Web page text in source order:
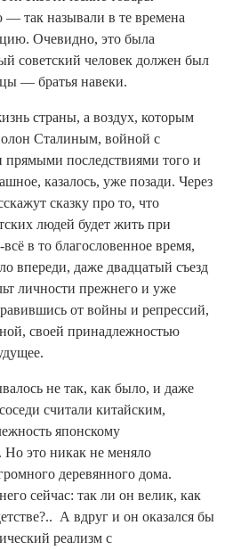
так называли в те времена
Очевидно, это была
советский человек должен был
— братья навеки.
страны, а воздух, которым
Сталиным, войной с
последствиями того и
казалось, уже позади. Через
сказку про то, что
людей будет жить при
в то благословенное время,
впереди, даже двадцатый съезд
личности прежнего и уже
от войны и репрессий,
своей принадлежностью
не так, как было, и даже
считали китайским,
японскому
это никак не меняло
деревянного дома.
сейчас: так ли он велик, как
А вдруг и он оказался бы
реализм с